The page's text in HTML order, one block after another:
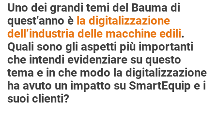
Uno dei grandi temi del Bauma di
quest’anno è la digitalizzazione
dell’industria delle macchine edili.
Quali sono gli aspetti più importanti
che intendi evidenziare su questo
tema e in che modo la digitalizzazione
ha avuto un impatto su SmartEquip e i
suoi clienti?